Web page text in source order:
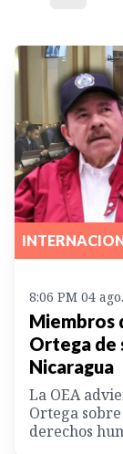
8:06 PM 04
Miembros
Ortega de
Nicaragua
La OEA
Ortega
derechos